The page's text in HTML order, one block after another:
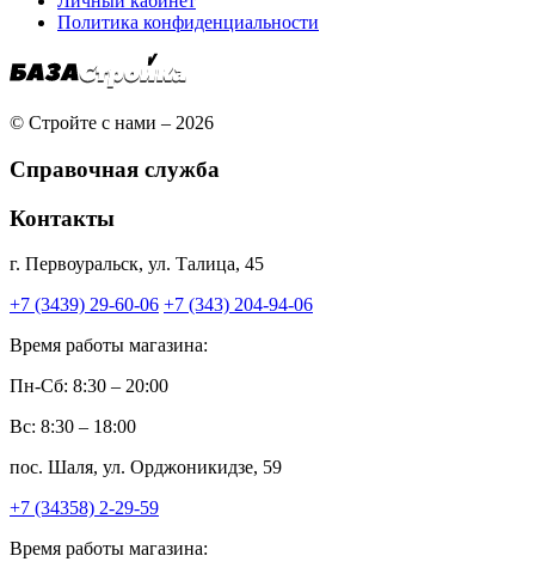
Политика конфиденциальности
© Стройте с нами – 2026
Справочная служба
Контакты
г. Первоуральск, ул. Талица, 45
+7 (3439) 29-60-06 +7 (343) 204-94-06
Время работы магазина:
Пн-Сб: 8:30 – 20:00
Вс: 8:30 – 18:00
пос. Шаля, ул. Орджоникидзе, 59
+7 (34358) 2-29-59
Время работы магазина: